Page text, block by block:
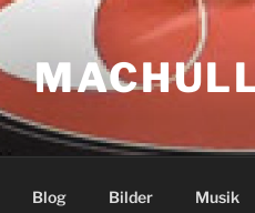
Blog Bilder Musik